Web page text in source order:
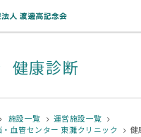
健康診断
施設一覧
運営施設一覧
血管センター 東灘クリニック
健